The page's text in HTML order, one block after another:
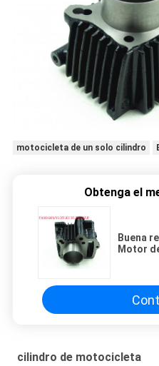
motocicleta de un solo cilindro
Obtenga el
Buena
Motor
cilindro de motocicleta